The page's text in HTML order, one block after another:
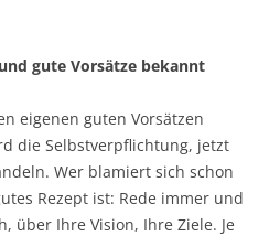
gute Vorsätze bekannt
eigenen guten Vorsätzen
die Selbstverpflichtung, jetzt
Wer blamiert sich schon
Rezept ist: Rede immer und
über Ihre Vision, Ihre Ziele. Je